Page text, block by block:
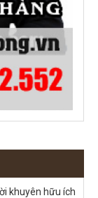
khuyên hữu ích